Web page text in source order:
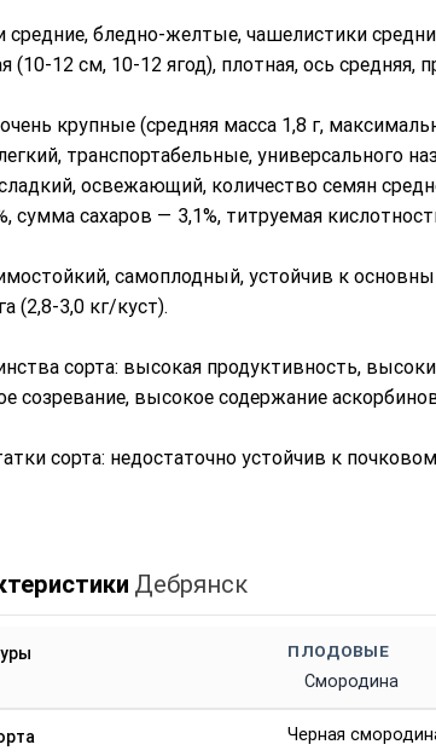
средние, бледно-желтые, чашелистики
(10-12 см, 10-12 ягод), плотная, ось средняя,
крупные (средняя масса 1,8 г,
транспортабельные, универсального
освежающий, количество семян
сумма сахаров — 3,1%, титруемая
самоплодный, устойчив к
(2,8-3,0 кг/куст).
сорта: высокая продуктивность,
созревание, высокое содержание
сорта: недостаточно устойчив к
Дебрянск
ПЛОДОВЫЕ
Смородина
Черная